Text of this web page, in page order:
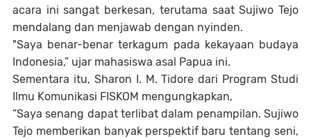
acara ini sangat berkesan, terutama saat Sujiwo Tejo
mendalang dan menjawab dengan nyinden.
"Saya benar-benar terkagum pada kekayaan budaya
Indonesia,” ujar mahasiswa asal Papua ini.
Sementara itu, Sharon I. M. Tidore dari Program Studi
Ilmu Komunikasi FISKOM mengungkapkan,
“Saya senang dapat terlibat dalam penampilan. Sujiwo
Tejo memberikan banyak perspektif baru tentang seni,